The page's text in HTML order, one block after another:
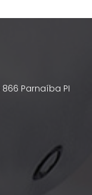
866 Parnaíba PI